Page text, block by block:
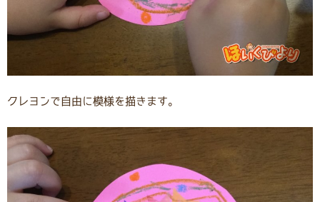
クレヨンで自由に模様を描きます。